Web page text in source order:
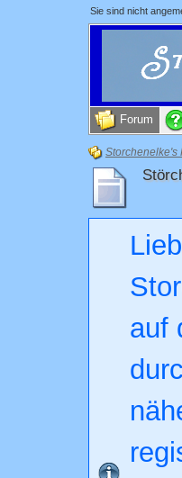
Sie sind nicht
Forum
Storchenelke's
auf